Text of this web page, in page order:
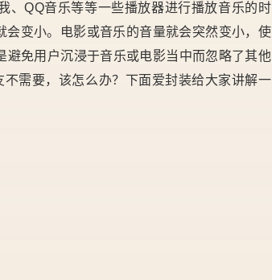
、QQ音乐等等一些播放器进行播放音乐的时
变小。电影或音乐的音量就会突然变小，使
免用户沉浸于音乐或电影当中而忽略了其他
需要，该怎么办？下面爱封装给大家讲解一